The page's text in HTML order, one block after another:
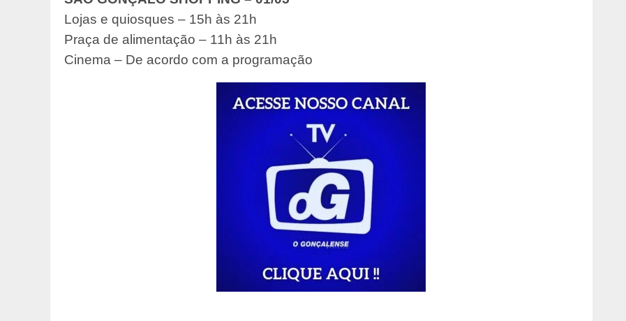
Lojas e quiosques – 15h às 21h
Praça de alimentação – 11h às 21h
Cinema – De acordo com a programação